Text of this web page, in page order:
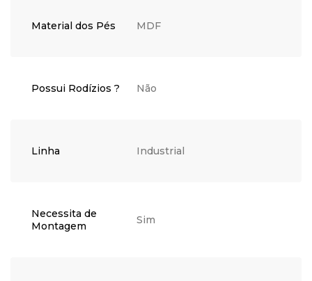
Material dos Pés MDF
Possui Rodízios ? Não
Linha Industrial
Necessita de
Montagem
Sim